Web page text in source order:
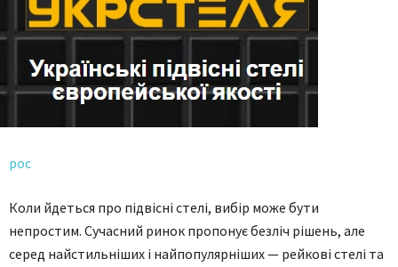
рос
Коли йдеться про підвісні стелі, вибір може бути
непростим. Сучасний ринок пропонує безліч рішень, але
серед найстильніших і найпопулярніших — рейкові стелі та